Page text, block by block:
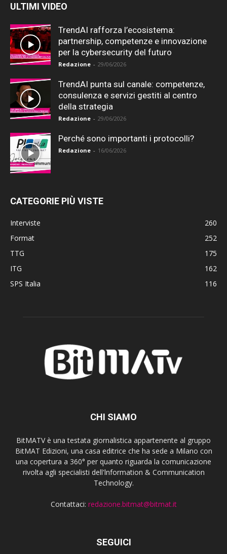
ULTIMI VIDEO
TrendAI rafforza l’ecosistema:
partnership, competenze e innovazione
per la cybersecurity del futuro
Redazione - 29/06/2026
TrendAI punta sul canale: competenze,
consulenza e servizi gestiti al centro
della strategia
Redazione - 29/06/2026
Perché sono importanti i protocolli?
Redazione - 16/06/2026
CATEGORIE PIÙ VISTE
Interviste
260
Format
252
TTG
175
ITG
162
SPS Italia
116
CHI SIAMO
BitMATV è una testata giornalistica appartenente al gruppo
BitMAT Edizioni, una casa editrice che ha sede a Milano con
una copertura a 360° per quanto riguarda la comunicazione
rivolta agli specialisti dell'lnformation & Communication
Technology.
Contattaci: redazione.bitmat@bitmat.it
SEGUICI